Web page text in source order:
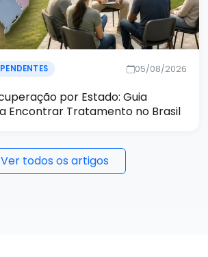
05/08/2026
por Estado: Guia
Encontrar Tratamento no Brasil
Ver todos os artigos